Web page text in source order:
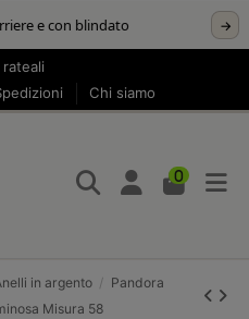
e con blindato →
rateali
Chi siamo
0
in argento
Pandora
Misura 58